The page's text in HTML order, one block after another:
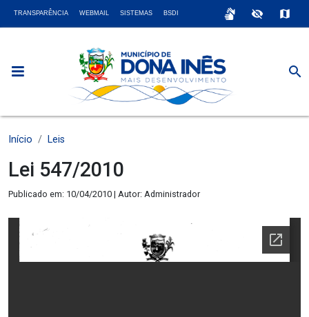
TRANSPARÊNCIA WEBMAIL SISTEMAS BSDI sign_language visibility_off map
search
Início Leis
Lei 547/2010
Publicado em: 10/04/2010 | Autor: Administrador